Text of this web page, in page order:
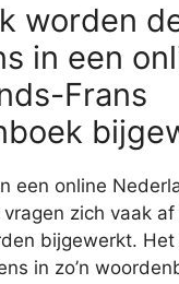
worden
in een
Frans
een online
zich vaak
bijgewerkt.
in zo’n